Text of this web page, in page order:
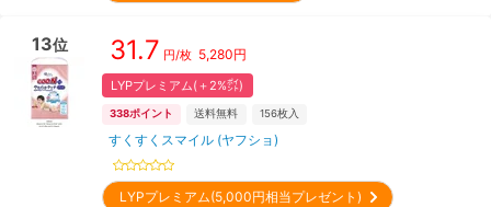
13位 31.7 円/枚 5,280円
LYPプレミアム(＋2%㌽)
338ポイント 送料無料 156枚入
すくすくスマイル (ヤフショ)
LYPプレミアム(5,000円相当プレゼント)